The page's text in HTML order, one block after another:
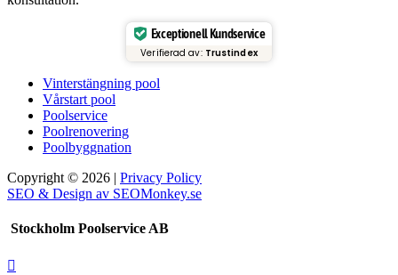
Exceptionell Kundservice
Verifierad av: Trustindex
Vinterstängning pool
Vårstart pool
Poolservice
Poolrenovering
Poolbyggnation
Copyright © 2026 | Privacy Policy
SEO & Design av SEOMonkey.se
Stockholm Poolservice AB
